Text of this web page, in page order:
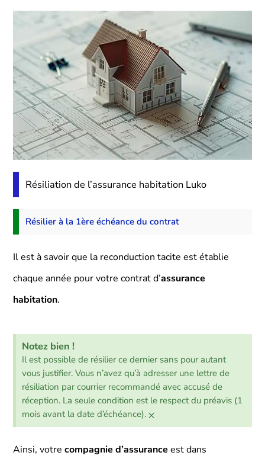
Résiliation de l’assurance habitation Luko
Résilier à la 1ère échéance du contrat
Il est à savoir que la reconduction tacite est établie
chaque année pour votre contrat d’assurance
habitation.
Notez bien !
Il est possible de résilier ce dernier sans pour autant
vous justifier. Vous n’avez qu’à adresser une lettre de
résiliation par courrier recommandé avec accusé de
réception. La seule condition est le respect du préavis (1
mois avant la date d’échéance). ×
Ainsi, votrecompagnie d’assurance est dans